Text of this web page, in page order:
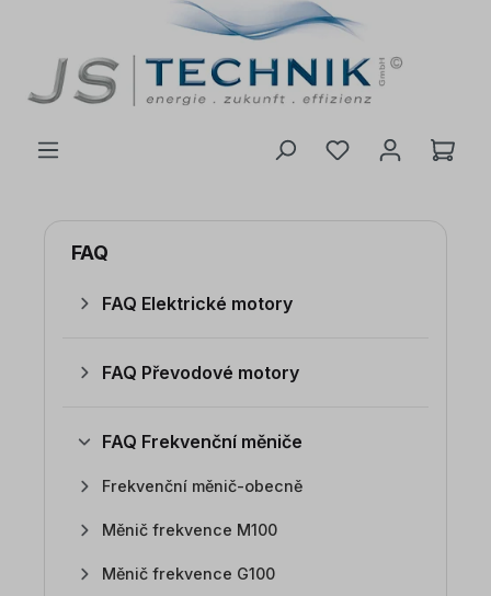
FAQ
FAQ Elektrické motory
FAQ Převodové motory
FAQ Frekvenční měniče
Frekvenční měnič-obecně
Měnič frekvence M100
Měnič frekvence G100